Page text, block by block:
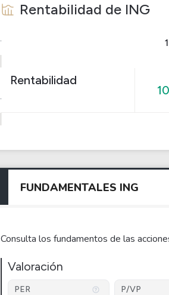
Rentabilidad de ING
Rentabilidad
FUNDAMENTALES ING
Consulta los fundamentos de las
Valoración
PER P/VP